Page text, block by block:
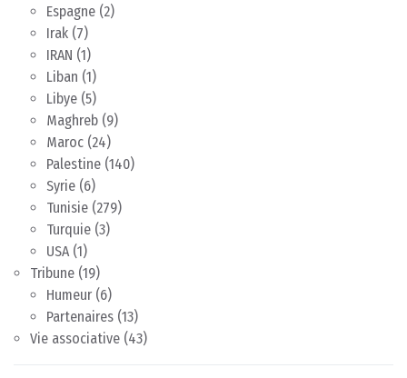
Espagne (2)
Irak (7)
IRAN (1)
Liban (1)
Libye (5)
Maghreb (9)
Maroc (24)
Palestine (140)
Syrie (6)
Tunisie (279)
Turquie (3)
USA(1)
Tribune (19)
Humeur (6)
Partenaires (13)
Vie associative (43)